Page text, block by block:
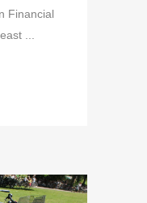
Financial
...